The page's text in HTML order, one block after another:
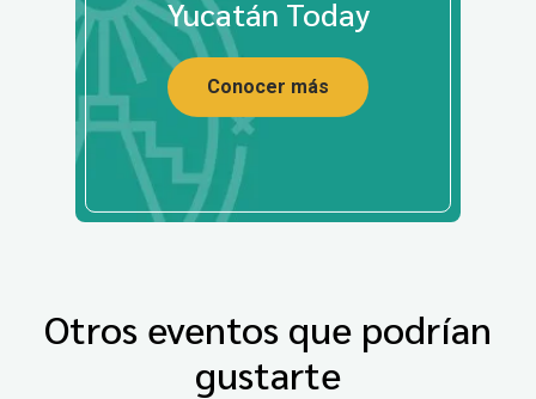
Yucatán Today
Conocer más
Otros eventos que podrían
gustarte